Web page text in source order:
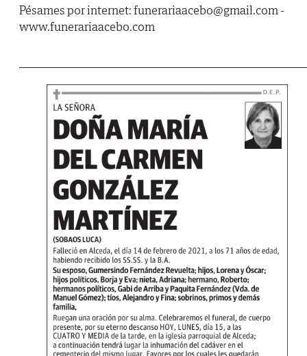
Pésames por internet: funerariaacebo@gmail.com -
www.funerariaacebo.com